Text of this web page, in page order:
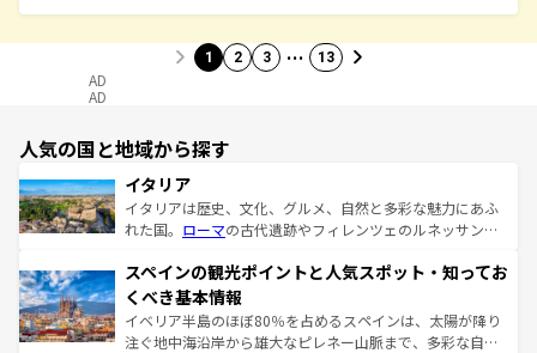
1 2 3 … 13
AD
AD
人気の国と地域から探す
イタリア
イタリアは歴史、文化、グルメ、自然と多彩な魅力にあふ
れた国。 ローマの古代遺跡やフィレンツェのルネッサンス
ろん、トスカーナの美しい田園風景やアマルフィ海岸の絶
景など、自然景観も見逃せない。観光の合間には、本場の
ピザやパスタなど、絶品のイタリア料理を堪能することも
できる。朝目覚めてから夜眠るまで、すべての瞬間を楽し
スペインの観光ポイントと人気スポット・知ってお
くべき基本情報
イベリア半島のほぼ80％を占めるスペインは、太陽が降り
注ぐ地中海沿岸から雄大なピレネー山脈まで、多彩な自然